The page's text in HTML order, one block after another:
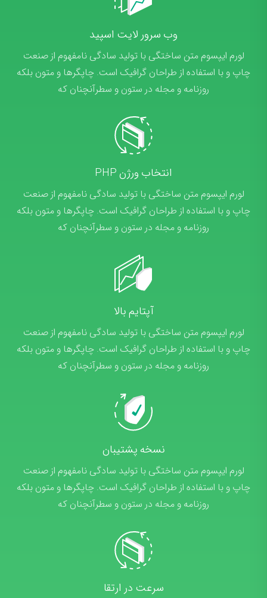
وب سرور لایت اسپید
لورم ایپسوم متن ساختگی با تولید سادگی نامفهوم از صنعت
چاپ و با استفاده از طراحان گرافیک است. چاپگرها و متون بلکه
روزنامه و مجله در ستون و سطرآنچنان که
انتخاب ورژن PHP
لورم ایپسوم متن ساختگی با تولید سادگی نامفهوم از صنعت
چاپ و با استفاده از طراحان گرافیک است. چاپگرها و متون بلکه
روزنامه و مجله در ستون و سطرآنچنان که
آپتایم بالا
لورم ایپسوم متن ساختگی با تولید سادگی نامفهوم از صنعت
چاپ و با استفاده از طراحان گرافیک است. چاپگرها و متون بلکه
روزنامه و مجله در ستون و سطرآنچنان که
نسخه پشتیبان
لورم ایپسوم متن ساختگی با تولید سادگی نامفهوم از صنعت
چاپ و با استفاده از طراحان گرافیک است. چاپگرها و متون بلکه
روزنامه و مجله در ستون و سطرآنچنان که
سرعت در ارتقا